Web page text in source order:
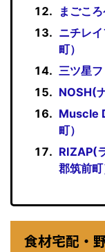
まごこ
ニチレ
町）
三ツ星フ
NOSH(
Muscle
町）
RIZAP(
郡筑前町
食材宅配・